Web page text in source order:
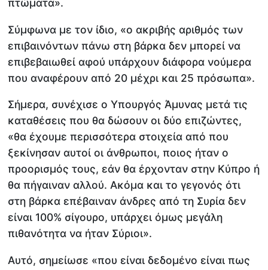
πτώματα».
Σύμφωνα με τον ίδιο, «ο ακριβής αριθμός των
επιβαινόντων πάνω στη βάρκα δεν μπορεί να
επιβεβαιωθεί αφού υπάρχουν διάφορα νούμερα
που αναφέρουν από 20 μέχρι και 25 πρόσωπα».
Σήμερα, συνέχισε ο Υπουργός Άμυνας μετά τις
καταθέσεις που θα δώσουν οι δύο επιζώντες,
«θα έχουμε περισσότερα στοιχεία από που
ξεκίνησαν αυτοί οι άνθρωποι, ποιος ήταν ο
προορισμός τους, εάν θα έρχονταν στην Κύπρο ή
θα πήγαιναν αλλού. Ακόμα και το γεγονός ότι
στη βάρκα επέβαιναν άνδρες από τη Συρία δεν
είναι 100% σίγουρο, υπάρχει όμως μεγάλη
πιθανότητα να ήταν Σύριοι».
Αυτό, σημείωσε «που είναι δεδομένο είναι πως